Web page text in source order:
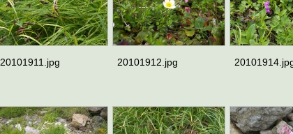
20101911.jpg 20101912.jpg